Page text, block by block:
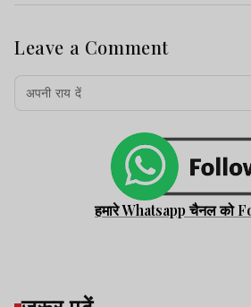
Leave a Comment
हमारे Whatsapp चैनल को